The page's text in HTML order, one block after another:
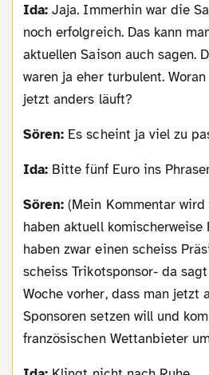
Ida: Jaja. Immerhin war die
noch erfolgreich. Das kann
aktuellen Saison auch sagen.
waren ja eher turbulent.
jetzt anders läuft?
Sören: Es scheint ja viel zu
Ida: Bitte fünf Euro ins
Sören: (Mein Kommentar
haben aktuell komischerweise
haben zwar einen scheiss
scheiss Trikotsponsor- da
Woche vorher, dass man jetzt
Sponsoren setzen will und
französischen Wettanbieter